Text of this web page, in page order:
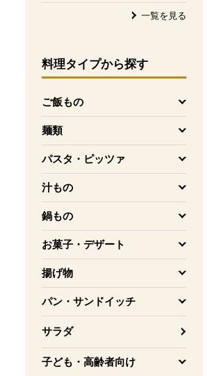
一覧を見る
料理タイプから探す
ご飯もの
を開く
麺類
を開く
パスタ・ピッツァ
を開く
汁もの
を開く
鍋もの
を開く
お菓子・デザート
を開く
揚げ物
を開く
パン・サンドイッチ
を開く
サラダ
子ども・高齢者向け
を開く